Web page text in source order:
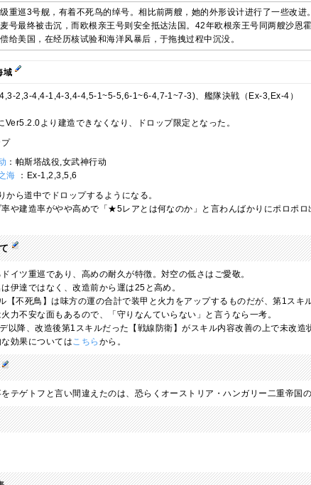
重巡3号舰，有着不死鸟的绰号。相比前两艘，她的外形设计进行了一些改
号最终被击沉，而欧根亲王号则安全抵达法国。42年欧根亲王号同两艘沙恩
给美国，在经历核试验和海洋风暴后，于拖拽过程中沉没。
域
2,3-4,4-1,4-3,4-4,5-1~5-5,6-1~6-4,7-1~7-3)、艦隊決戦（Ex-3,Ex-4）
Ver5.2.0より建造できなくなり、ドロップ限定となった。
プ
：帕斯塔战役,女武神行动
海
：Ex-1,2,3,5,6
から道中でドロップするようになる。
や建造率がやや高めで「★5レアとは何なのか」と言わんばかりにポロポロ
て
イツ重巡であり、高めの耐久が特徴。対空の低さはご愛敬。
伊達ではなく、改造前から運は25と高め。
【不死鳥】は味方の運の合計で装甲と火力をアップするものだが、第1スキ
力不安な面もあるので、「守りなんていらない」と言うなら一考。
以降、改造後第1スキルだった【戦線防衛】がスキル内容改善の上で未改造
効果については こちら から。
をテゲトフと言い間違えたのは、恐らくオーストリア・ハンガリー二重帝